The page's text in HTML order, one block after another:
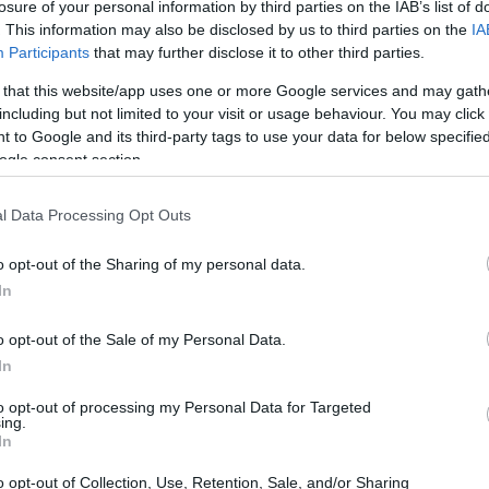
of your personal information by third parties on the IAB’s list of
This information may also be disclosed by us to third parties on the
Participants that may further disclose it to other third parties.
that this website/app uses one or more Google services and may
but not limited to your visit or usage behaviour. You may
to Google and its third-party tags to use your data for below
consent section.
Data Processing Opt Outs
opt-out of the Sharing of my personal data.
opt-out of the Sale of my Personal Data.
opt-out of processing my Personal Data for Targeted
opt-out of Collection, Use, Retention, Sale, and/or Sharing
δέρμα, αναφερόμενος σε τρεις
την Κίνα, τον πόλεμο στη
λόγω του αποκλεισμού των Στενών
των λεγόμενων «Magnificent 7», ήτοι
της Τεχνητής Νοημοσύνης.
για την Ευρώπη
ως το «εργοστάσιο του
αφού αυξάνει διαρκώς τα
της πλεόνασμα ξεπερνούσε το 1,2
21:11
21:01